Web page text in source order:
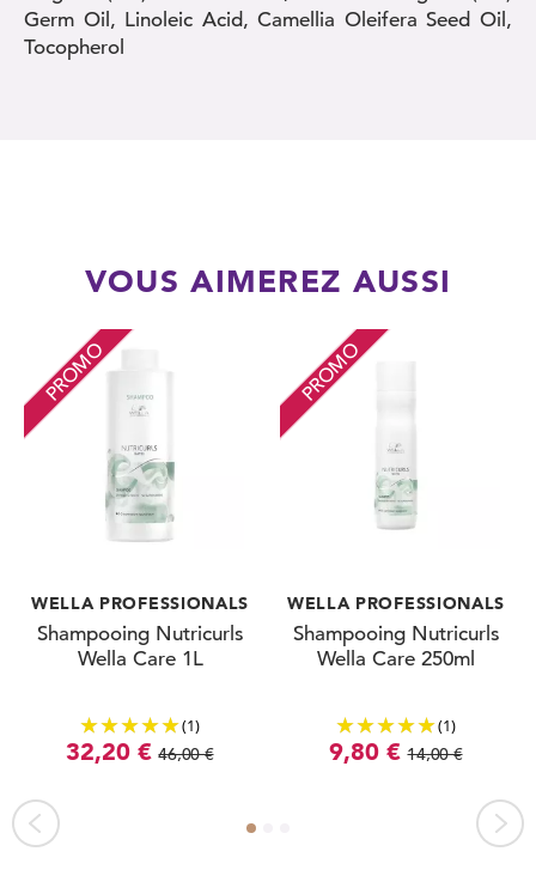
Germ Oil, Linoleic Acid, Camellia Oleifera Seed Oil,
Tocopherol
VOUS AIMEREZ AUSSI
PROMO
WELLA PROFESSIONALS
Shampooing Nutricurls
Wella Care 1L
(1)
32,20 € 46,00 €
PROMO
WELLA PROFESSIONALS
Shampooing Nutricurls
Wella Care 250ml
(1)
9,80 € 14,00 €